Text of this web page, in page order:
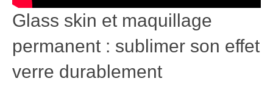
Glass skin et maquillage
permanent : sublimer son effet
verre durablement